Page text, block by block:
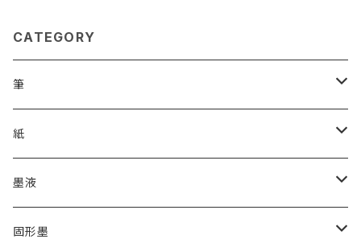
CATEGORY
筆
漢字用
高誠堂
あかしや
かな用
高誠堂
紙
漢字用
半紙
かな用
墨液
漢字用
固形墨